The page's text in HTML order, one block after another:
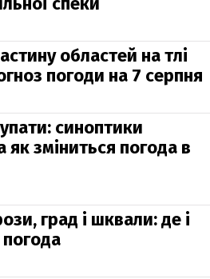
областей на тлі
погоди на 7 серпня
синоптики
як зміниться погода в
град і шквали: де і